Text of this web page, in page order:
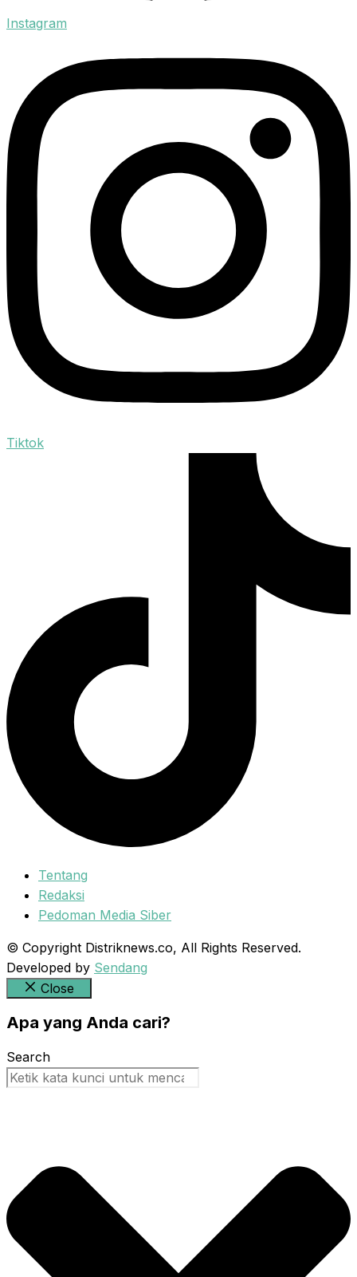
Instagram
Tiktok
Tentang
Redaksi
Pedoman Media Siber
© Copyright Distriknews.co, All Rights Reserved.
Developed by Sendang
Close
Apa yang Anda cari?
Search